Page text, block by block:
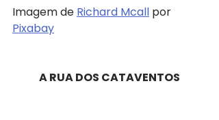
Imagem de Richard Mcall por
Pixabay
A RUA DOS CATAVENTOS